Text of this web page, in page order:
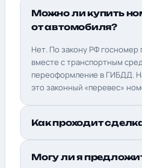
Можно ли купить
от автомобиля?
Нет. По закону РФ госномер
вместе с транспортным
переоформление в ГИБДД.
это законный «перевес»
Как проходит
Могу ли я